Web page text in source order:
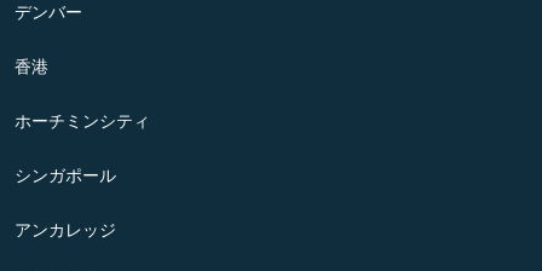
デンバー
香港
ホーチミンシティ
シンガポール
アンカレッジ